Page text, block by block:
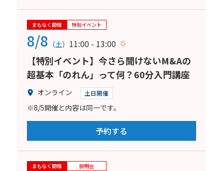
まもなく開催 特別イベント
8/8 （土） 11:00 - 13:00
【特別イベント】今さら聞けないM&Aの
超基本「のれん」って何？60分入門講座
オンライン 土日開催
※8/5開催と内容は同一です。
予約する
まもなく開催 説明会